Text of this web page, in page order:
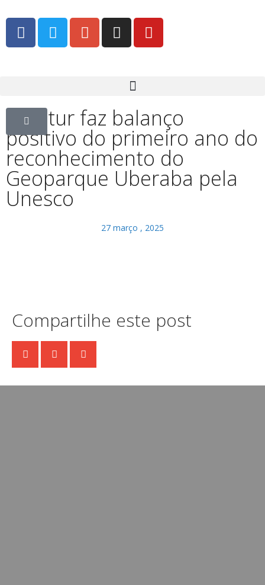
Comtur faz balanço
positivo do primeiro ano do
reconhecimento do
Geoparque Uberaba pela
Unesco
27 março , 2025
Compartilhe este post